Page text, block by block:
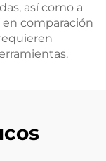
así como a
comparación